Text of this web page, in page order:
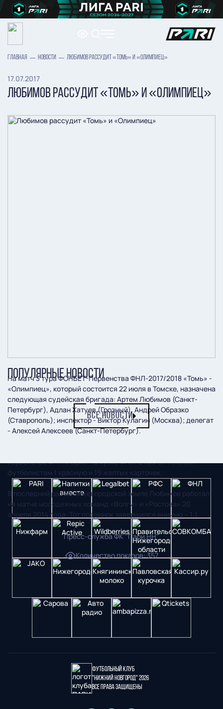
ГЛАВНАЯ НОВОСТИ ЛЮБИМОВ РАССУДИТ «ТОМЬ» И «ОЛИМПИЕЦ»
17.07.2017
ЛЮБИМОВ РАССУДИТ «ТОМЬ» И «ОЛИМПИЕЦ»
На матч 3 тура ФОНБЕТ-Первенства ФНЛ-2017/2018 «Томь» -
«Олимпиец», который состоится 22 июля в Томске, назначена
следующая судейская бригада: Артем Любимов (Санкт-
Петербург), Адлан Хатуев (Грозный), Андрей Образко
(Ставрополь); инспектор - Виктор Кулагин (Москва); делегат
- Алексей Алексеев (Санкт-Петербург).
первенстве ФНЛ и один – в Кубке ФНЛ. В них он показал
футболистам 1 красную и 19 желтых карточек.
В последний раз на нижегородской земле Любимов работал
на матче молодежных команд «Волги» и «Ростова» 20
апреля 2014 года. Тот поединок завершился вничью – 1:1.
Пресс-служба ФК "Пари НН"
Количество показов:357
ПОПУЛЯРНЫЕ НОВОСТИ
ВСЕ НОВОСТИ
Футбольный клуб
"Нижний Новгород" 2026
Все права защищены